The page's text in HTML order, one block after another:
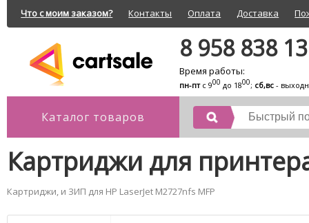
Что с моим заказом? Контакты Оплата Доставка
8 958 838
Время работы:
пн-птс 900 до 1800; сб,вс -
Каталог товаров
Картриджи для
Картриджи, и ЗИП для HP LaserJet M2727nfs MFP